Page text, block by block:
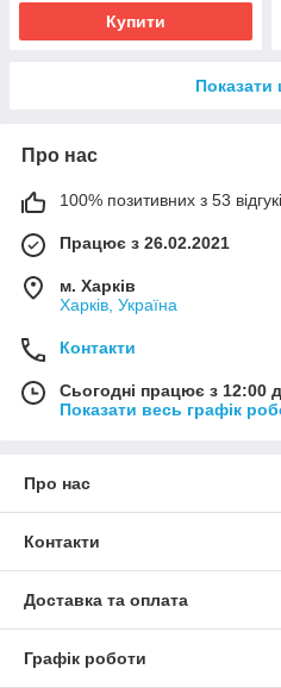
Купити
Показати
Про нас
100% позитивних з 53
Працює з 26.02.2021
м. Харків
Харків, Україна
Контакти
Сьогодні працює з 12:00
Показати весь графік
Про нас
Контакти
Доставка та оплата
Графік роботи